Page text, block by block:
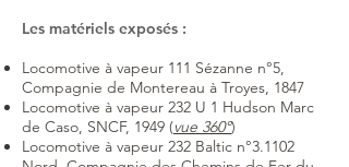
Les matériels exposés :
Locomotive à vapeur 111 Sézanne n°5,
Compagnie de Montereau à Troyes, 1847
Locomotive à vapeur 232 U 1 Hudson Marc
de Caso, SNCF, 1949 (vue 360°)
Locomotive à vapeur 232 Baltic n°3.1102